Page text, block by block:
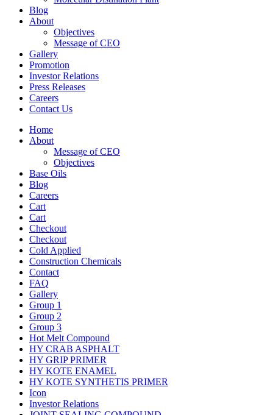
Blog
About
Objectives
Message of CEO
Gallery
Promotion
Investor Relations
Press Releases
Careers
Contact Us
Home
About
Message of CEO
Objectives
Base Oils
Blog
Careers
Cart
Cart
Checkout
Checkout
Cold Applied
Construction Chemicals
Contact
FAQ
Gallery
Group 1
Group 2
Group 3
Hot Melt Compound
HY CRAB ASPHALT
HY GRIP PRIMER
HY KOTE ENAMEL
HY KOTE SYNTHETIS PRIMER
Icon
Investor Relations